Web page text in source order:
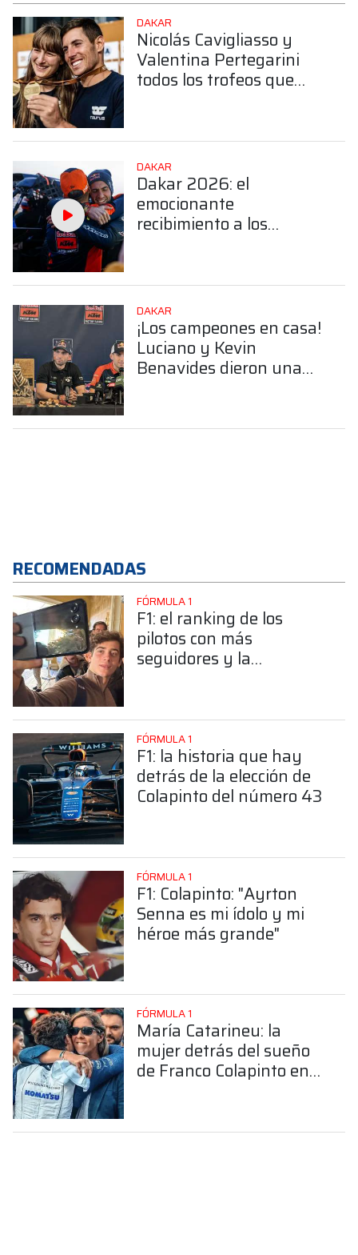
DAKAR
Nicolás Cavigliasso y
Valentina Pertegarini
todos los trofeos que
DAKAR
Dakar 2026: el
emocionante
recibimiento a los
DAKAR
¡Los campeones en casa!
Luciano y Kevin
Benavides dieron una
RECOMENDADAS
FÓRMULA 1
F1: el ranking de los
pilotos con más
seguidores y la
FÓRMULA 1
F1: la historia que hay
detrás de la elección de
Colapinto del número 43
FÓRMULA 1
F1: Colapinto: "Ayrton
Senna es mi ídolo y mi
héroe más grande"
FÓRMULA 1
María Catarineu: la
mujer detrás del sueño
de Franco Colapinto en